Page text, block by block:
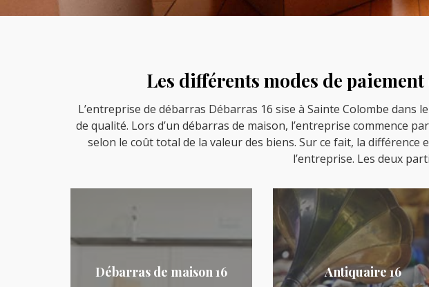
Les différents modes de
L’entreprise de débarras Débarras 16 sise à Sainte Colombe
de qualité. Lors d’un débarras de maison, l’entreprise commence
selon le coût total de la valeur des biens. Sur ce fait, la
l’entreprise. Les deux
Débarras de maison 16 Antiquaire 16